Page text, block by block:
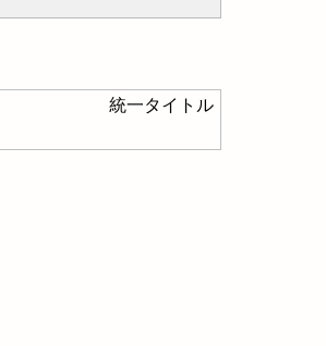
統一タイトル